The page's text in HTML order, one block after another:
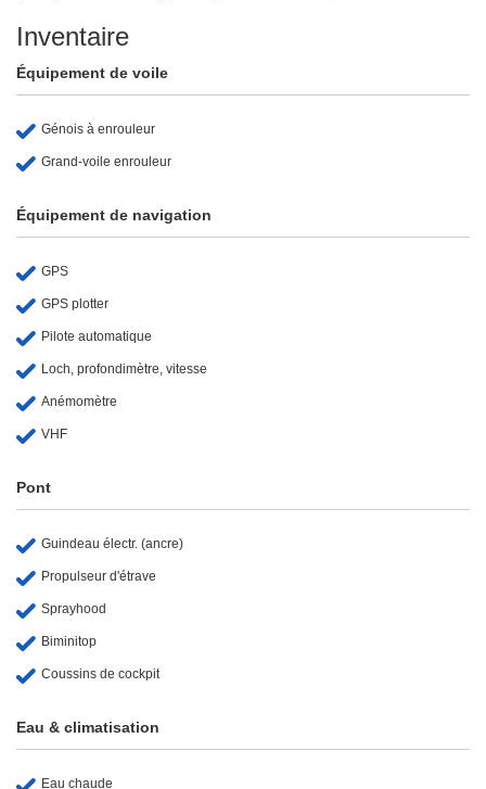
Inventaire
Équipement de voile
Génois à enrouleur
Grand-voile enrouleur
Équipement de navigation
GPS
GPS plotter
Pilote automatique
Loch, profondimètre, vitesse
Anémomètre
VHF
Pont
Guindeau électr. (ancre)
Propulseur d'étrave
Sprayhood
Biminitop
Coussins de cockpit
Eau & climatisation
Eau chaude